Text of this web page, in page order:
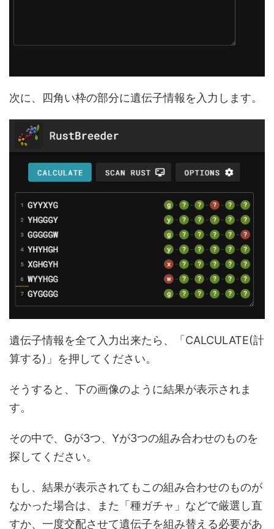
次に、四角い枠の部分に遺伝子情報を入力します。
遺伝子情報を全て入力出来たら、「CALCULATE(計
算する)」を押してください。
そうすると、下の画像のように結果が表示されま
す。
その中で、Gが3つ、Yが3つの組み合わせのものを
探してください。
もし、結果が表示されてもこの組み合わせのものが
なかった場合は、また「種ガチャ」などで厳選し直
すか、一度交配させて遺伝子を組み替える必要があ